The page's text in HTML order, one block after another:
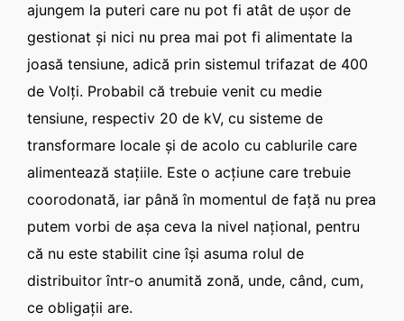
ajungem la puteri care nu pot fi atât de uşor de
gestionat şi nici nu prea mai pot fi alimentate la
joasă tensiune, adică prin sistemul trifazat de 400
de Volţi. Probabil că trebuie venit cu medie
tensiune, respectiv 20 de kV, cu sisteme de
transformare locale şi de acolo cu cablurile care
alimentează staţiile. Este o acţiune care trebuie
coorodonată, iar până în momentul de faţă nu prea
putem vorbi de aşa ceva la nivel naţional, pentru
că nu este stabilit cine îşi asuma rolul de
distribuitor într-o anumită zonă, unde, când, cum,
ce obligaţii are.